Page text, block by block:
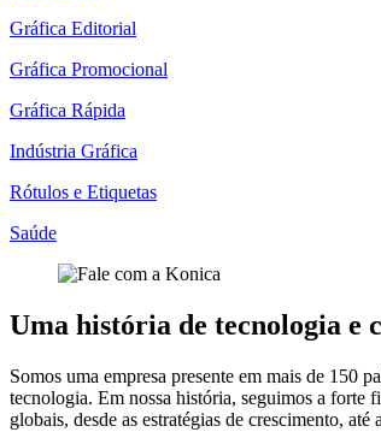
Gráfica Editorial
Gráfica Promocional
Gráfica Rápida
Indústria Gráfica
Rótulos e Etiquetas
Saúde
Uma história de tecnologia e
Somos uma empresa presente em mais de 150
tecnologia. Em nossa história, seguimos a forte
globais, desde as estratégias de crescimento,